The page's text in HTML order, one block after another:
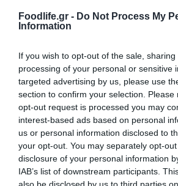
Foodlife.gr - Do Not Process My
Information
If you wish to opt-out of the sale,
processing of your personal or sensitive
targeted advertising by us, please use
section to confirm your selection.
opt-out request is processed you may
interest-based ads based on personal
us or personal information disclosed to
your opt-out. You may separately opt-
disclosure of your personal information
IAB’s list of downstream participants.
εμπειρίας των
ανάπτυξη και την κοινωνική
με επίκεντρο πάντα τον
αξίες που υπηρετεί
Ακολουθήστε τοfoodlife.gr
Newsκαι μάθετε πρώτοι όλες
TAGS: ΓΙΑΝΝΗΣ ΜΑΣΟΥΤΗΣ